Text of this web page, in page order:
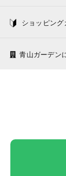
ショッピング
青山ガーデン